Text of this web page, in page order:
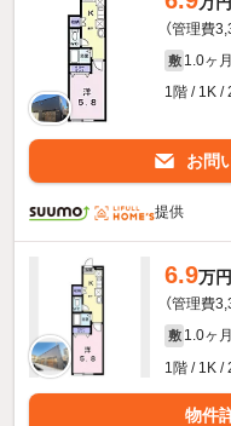
（管理費
敷 1.0ヶ月
1階 / 1K /
お問
提供
6.9万円
（管理費
敷 1.0ヶ月
1階 / 1K /
物件